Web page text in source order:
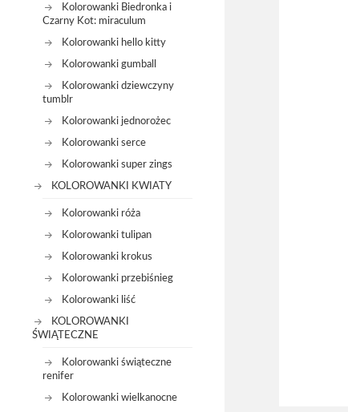
Kolorowanki Biedronka i
Czarny Kot: miraculum
Kolorowanki hello kitty
Kolorowanki gumball
Kolorowanki dziewczyny
tumblr
Kolorowanki jednorożec
Kolorowanki serce
Kolorowanki super zings
KOLOROWANKI KWIATY
Kolorowanki róża
Kolorowanki tulipan
Kolorowanki krokus
Kolorowanki przebiśnieg
Kolorowanki liść
KOLOROWANKI
ŚWIĄTECZNE
Kolorowanki świąteczne
renifer
Kolorowanki wielkanocne